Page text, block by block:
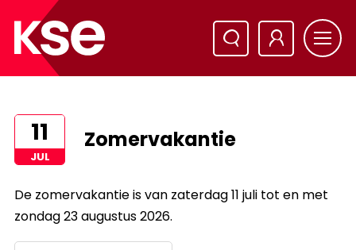
11
JUL
Zomervakantie
De zomervakantie is van zaterdag 11 juli tot en met
zondag 23 augustus 2026.